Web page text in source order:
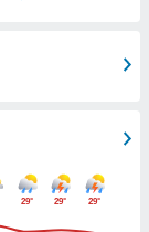
29° 29° 29°